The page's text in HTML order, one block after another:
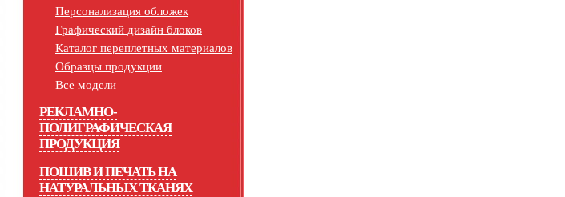
Персонализация обложек
Графический дизайн блоков
Каталог переплетных материалов
Образцы продукции
Все модели
РЕКЛАМНО-
ПОЛИГРАФИЧЕСКАЯ
ПРОДУКЦИЯ
ПОШИВ И ПЕЧАТЬ НА
НАТУРАЛЬНЫХ ТКАНЯХ